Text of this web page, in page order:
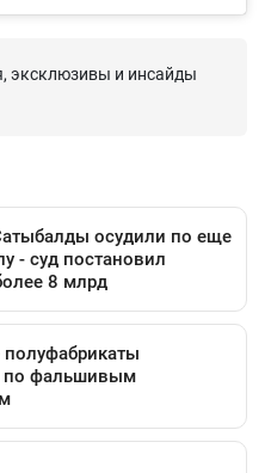
эксклюзивы и инсайды